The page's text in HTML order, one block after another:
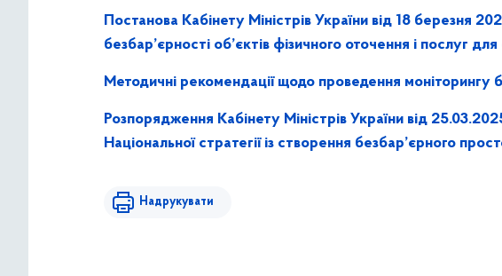
Постанова Кабінету Міністрів України від 18 березня
безбар’єрності об’єктів фізичного оточення і послуг для
Методичні рекомендації щодо проведення моніторингу
Розпорядження Кабінету Міністрів України від
Національної стратегії із створення безбар’єрного
Надрукувати